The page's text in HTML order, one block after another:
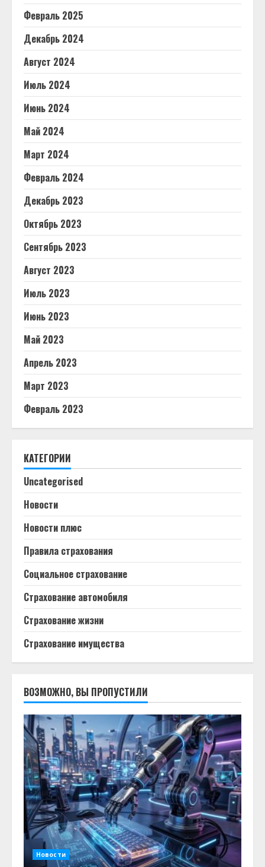
Февраль 2025
Декабрь 2024
Август 2024
Июль 2024
Июнь 2024
Май 2024
Март 2024
Февраль 2024
Декабрь 2023
Октябрь 2023
Сентябрь 2023
Август 2023
Июль 2023
Июнь 2023
Май 2023
Апрель 2023
Март 2023
Февраль 2023
КАТЕГОРИИ
Uncategorised
Новости
Новости плюс
Правила страхования
Социальное страхование
Страхование автомобиля
Страхование жизни
Страхование имущества
ВОЗМОЖНО, ВЫ ПРОПУСТИЛИ
Новости